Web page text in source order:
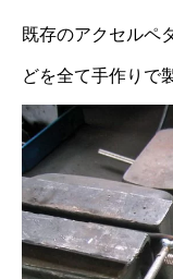
既存のアクセルペ
どを全て手作りで